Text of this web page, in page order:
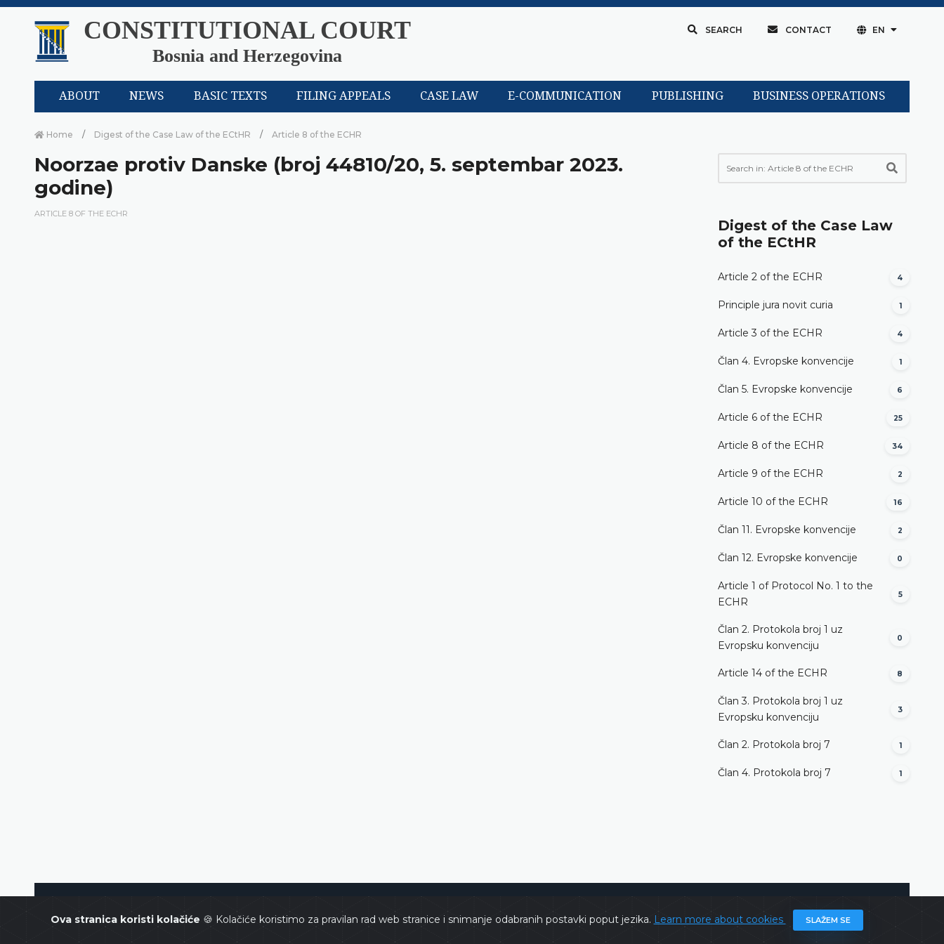
Ova stranica koristi kolačiće 🍪 Kolačiće koristimo za pravilan rad web stranice i snimanje odabranih postavki poput jezika. Learn more about cookies SLAŽEM SE
CONSTITUTIONAL COURT
Bosnia and Herzegovina
SEARCH CONTACT EN
ABOUT NEWS BASIC TEXTS FILING APPEALS CASE LAW E-COMMUNICATION PUBLISHING BUSINESS OPERATIONS
Home Digest of the Case Law of the ECtHR Article 8 of the ECHR
Noorzae protiv Danske (broj 44810/20, 5. septembar 2023.
godine)
ARTICLE 8 OF THE ECHR
Digest of the Case Law
of the ECtHR
Article 2 of the ECHR 4
Principle jura novit curia 1
Article 3 of the ECHR 4
Član 4. Evropske konvencije 1
Član 5. Evropske konvencije 6
Article 6 of the ECHR 25
Article 8 of the ECHR 34
Article 9 of the ECHR 2
Article 10 of the ECHR 16
Član 11. Evropske konvencije 2
Član 12. Evropske konvencije 0
Article 1 of Protocol No. 1 to the
ECHR
5
Član 2. Protokola broj 1 uz
Evropsku konvenciju
0
Article 14 of the ECHR 8
Član 3. Protokola broj 1 uz
Evropsku konvenciju
3
Član 2. Protokola broj 7 1
Član 4. Protokola broj 7 1
Constitutional Court of Bosnia and Herzegovina Copyrights @ 2026Constitutional Court of BiH All rights reserved.